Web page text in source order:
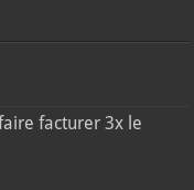
facturer 3x le